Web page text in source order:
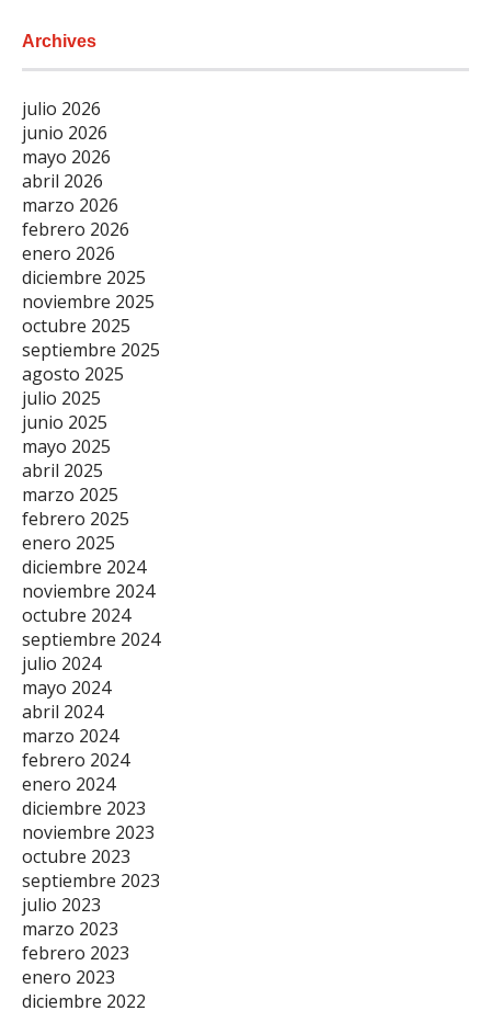
Archives
julio 2026
junio 2026
mayo 2026
abril 2026
marzo 2026
febrero 2026
enero 2026
diciembre 2025
noviembre 2025
octubre 2025
septiembre 2025
agosto 2025
julio 2025
junio 2025
mayo 2025
abril 2025
marzo 2025
febrero 2025
enero 2025
diciembre 2024
noviembre 2024
octubre 2024
septiembre 2024
julio 2024
mayo 2024
abril 2024
marzo 2024
febrero 2024
enero 2024
diciembre 2023
noviembre 2023
octubre 2023
septiembre 2023
julio 2023
marzo 2023
febrero 2023
enero 2023
diciembre 2022